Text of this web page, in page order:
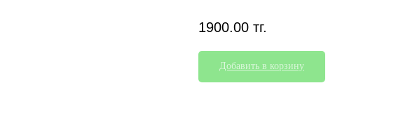
1900.00 тг.
Добавить в корзину